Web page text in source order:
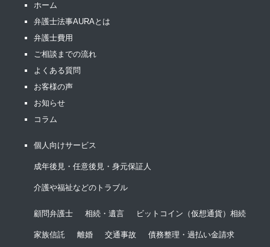
ホーム
弁護士法事AURAとは
弁護士費用
ご相談までの流れ
よくある質問
お客様の声
お知らせ
コラム
個人向けサービス
成年後見・任意後見・身元保証人
介護や福祉などのトラブル
顧問弁護士 相続・遺言 ビットコイン（仮想通貨）相続
家族信託 離婚 交通事故 債務整理・過払い金請求